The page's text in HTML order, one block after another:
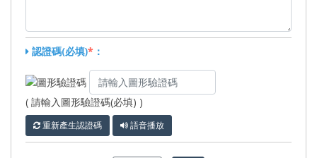
認證碼(必填)* ：
( 請輸入圖形驗證碼(必填) )
重新產生認證碼 語音播放